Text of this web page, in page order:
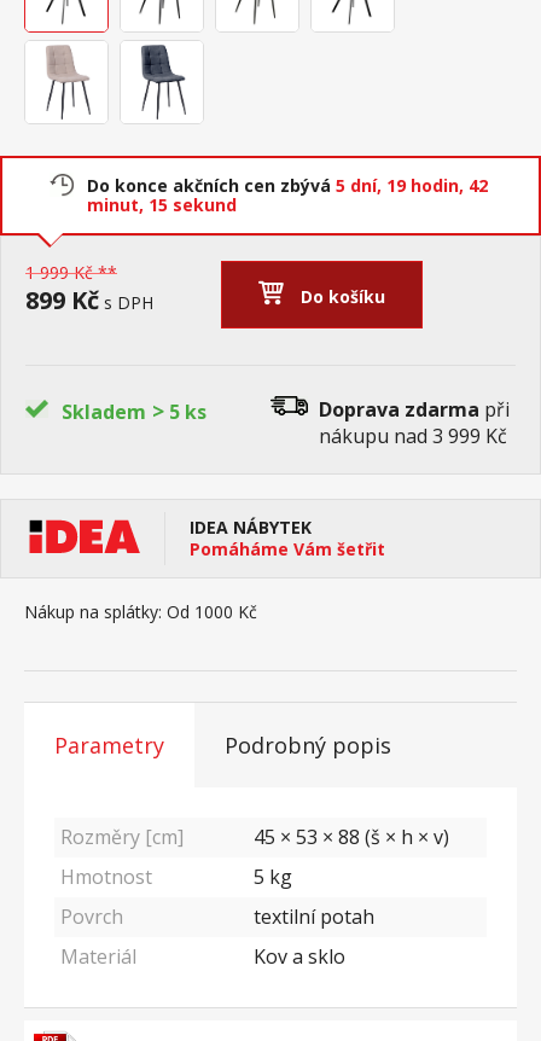
Do konce akčních cen zbývá 5 dní, 19 hodin, 42
minut, 14 sekund
1 999 Kč **
899 Kč s DPH Do košíku
Skladem > 5 ks Doprava zdarma při
nákupu nad 3 999 Kč
IDEA NÁBYTEK
Pomáháme Vám šetřit
Nákup na splátky: Od 1000 Kč
Parametry Podrobný popis
Rozměry [cm]
45 × 53 × 88 (š × h × v)
Hmotnost
5 kg
Povrch
textilní potah
Materiál
Kov a sklo